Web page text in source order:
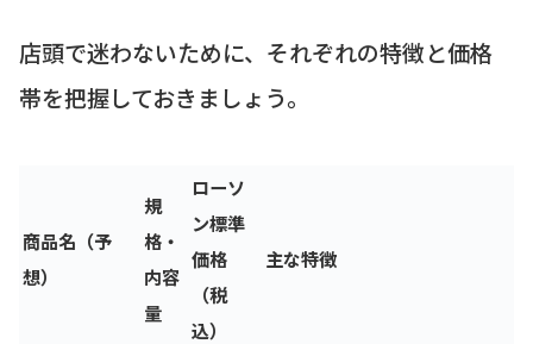
店頭で迷わないために、それぞれの特徴と価格
帯を把握しておきましょう。
商品名（予
想）
規
格・
内容
量
ローソ
ン標準
価格
（税
込）
主な特徴